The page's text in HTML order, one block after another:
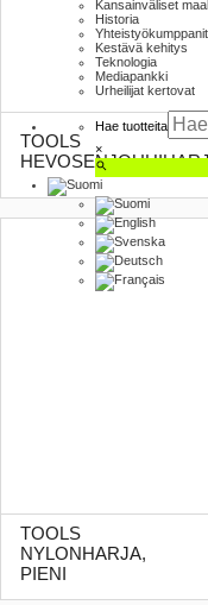
Kansainväliset
Historia
Yhteistyökumppanit
Kestävä kehitys
Teknologia
Mediapankki
Urheilijat kertovat
Hae tuotteita
×
TOOLS
TOOLS
NYLONHARJA,
PIENI